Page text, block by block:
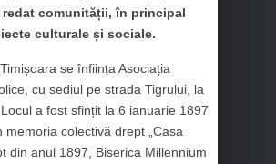
redat comunității, în principal
culturale și sociale.
se înființa Asociația
cu sediul pe strada Tigrului, la
a fost sfințit la 6 ianuarie 1897
memoria colectivă drept „Casa
din anul 1897, Biserica Millennium